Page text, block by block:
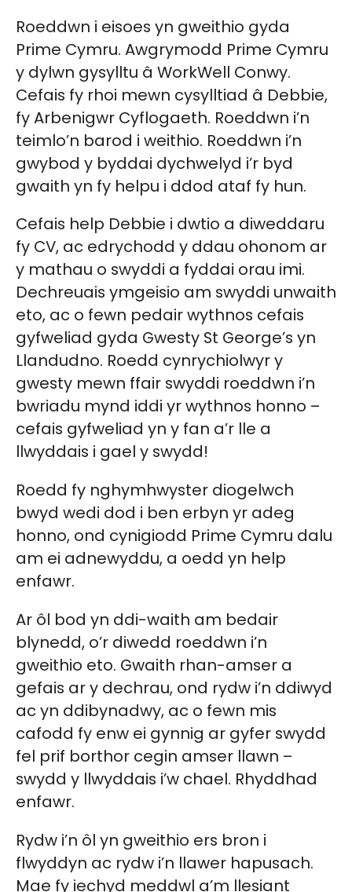
Roeddwn i eisoes yn gweithio gyda
Prime Cymru. Awgrymodd Prime Cymru
y dylwn gysylltu â WorkWell Conwy.
Cefais fy rhoi mewn cysylltiad â Debbie,
fy Arbenigwr Cyflogaeth. Roeddwn i’n
teimlo’n barod i weithio. Roeddwn i’n
gwybod y byddai dychwelyd i’r byd
gwaith yn fy helpu i ddod ataf fy hun.
Cefais help Debbie i dwtio a diweddaru
fy CV, ac edrychodd y ddau ohonom ar
y mathau o swyddi a fyddai orau imi.
Dechreuais ymgeisio am swyddi unwaith
eto, ac o fewn pedair wythnos cefais
gyfweliad gyda Gwesty St George’s yn
Llandudno. Roedd cynrychiolwyr y
gwesty mewn ffair swyddi roeddwn i’n
bwriadu mynd iddi yr wythnos honno –
cefais gyfweliad yn y fan a’r lle a
llwyddais i gael y swydd!
Roedd fy nghymhwyster diogelwch
bwyd wedi dod i ben erbyn yr adeg
honno, ond cynigiodd Prime Cymru dalu
am ei adnewyddu, a oedd yn help
enfawr.
Ar ôl bod yn ddi-waith am bedair
blynedd, o’r diwedd roeddwn i’n
gweithio eto. Gwaith rhan-amser a
gefais ar y dechrau, ond rydw i’n ddiwyd
ac yn ddibynadwy, ac o fewn mis
cafodd fy enw ei gynnig ar gyfer swydd
fel prif borthor cegin amser llawn –
swydd y llwyddais i’w chael. Rhyddhad
enfawr.
Rydw i’n ôl yn gweithio ers bron i
flwyddyn ac rydw i’n llawer hapusach.
Mae fy iechyd meddwl a’m llesiant